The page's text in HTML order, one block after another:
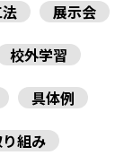
展示会
校外学習
具体例
組み